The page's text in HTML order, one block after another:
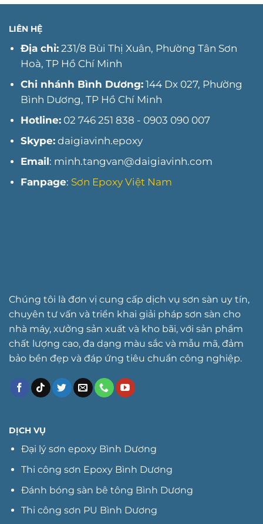
tại
công
An
năm
Chúng tôi là đơn vị cung cấp dịch vụ sơn sàn uy tín,
chuyên tư vấn và triển khai giải pháp sơn sàn cho
nhà máy, xưởng sản xuất và kho bãi, với sản phẩm
chất lượng cao, đa dạng màu sắc và mẫu mã, đảm
bảo bền đẹp và đáp ứng tiêu chuẩn công nghiệp.
LIÊN HỆ
Địa chỉ:231/8 Bùi Thị Xuân, Phường Tân Sơn
Hoà, TP Hồ Chí Minh
Chi nhánh Bình Dương:144 Dx 027, Phường
Bình Dương, TP Hồ Chí Minh
Hotline:02 746 251 838 - 0903 090 007
Skype:daigiavinh.epoxy
Email: minh.tangvan@daigiavinh.com
Fanpage: Sơn Epoxy Việt Nam
DỊCH VỤ
Đại lý sơn epoxy Bình Dương
Thi công sơn Epoxy Bình Dương
Đánh bóng sàn bê tông Bình Dương
Thi công sơn PU Bình Dương